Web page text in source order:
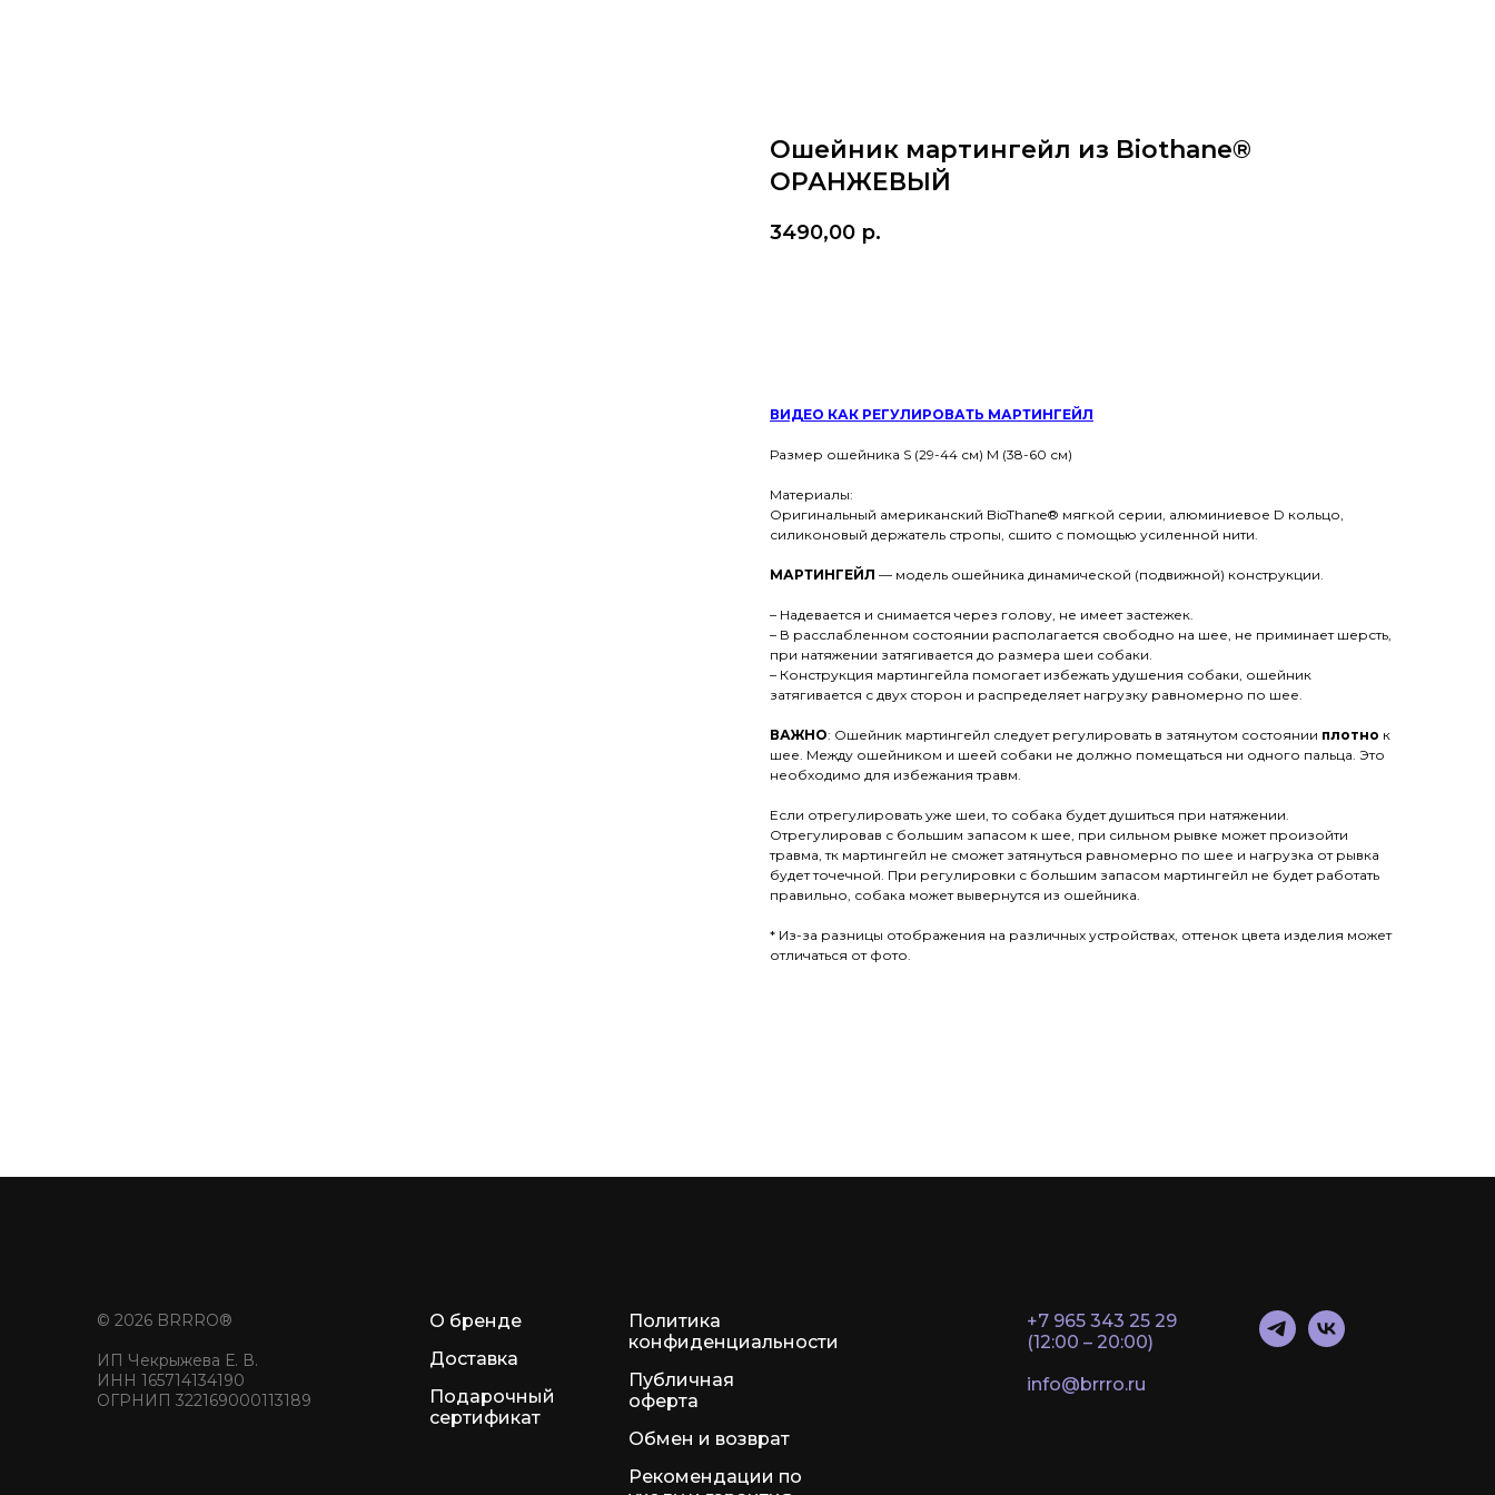
Ошейник мартингейл из Biothane®
ОРАНЖЕВЫЙ
3490,00 р.
ВИДЕО КАК РЕГУЛИРОВАТЬ МАРТИНГЕЙЛ
Размер ошейника S (29-44 см) M (38-60 см)
Материалы:
Оригинальный американский BioThane® мягкой серии, алюминиевое D кольцо,
силиконовый держатель стропы, сшито с помощью усиленной нити.
МАРТИНГЕЙЛ — модель ошейника динамической (подвижной) конструкции.
– Надевается и снимается через голову, не имеет застежек.
– В расслабленном состоянии располагается свободно на шее, не приминает шерсть,
при натяжении затягивается до размера шеи собаки.
– Конструкция мартингейла помогает избежать удушения собаки, ошейник
затягивается с двух сторон и распределяет нагрузку равномерно по шее.
ВАЖНО: Ошейник мартингейл следует регулировать в затянутом состоянии плотно к
шее. Между ошейником и шеей собаки не должно помещаться ни одного пальца. Это
необходимо для избежания травм.
Если отрегулировать уже шеи, то собака будет душиться при натяжении.
Отрегулировав с большим запасом к шее, при сильном рывке может произойти
травма, тк мартингейл не сможет затянуться равномерно по шее и нагрузка от рывка
будет точечной. При регулировки с большим запасом мартингейл не будет работать
правильно, собака может вывернутся из ошейника.
* Из-за разницы отображения на различных устройствах, оттенок цвета изделия может
отличаться от фото.
© 2026 BRRRO®
ИП Чекрыжева Е. В.
ИНН 165714134190
ОГРНИП 322169000113189
О бренде
Доставка
Подарочный
сертификат
Политика
конфиденциальности
Публичная
оферта
Обмен и возврат
Рекомендации по
+7 965 343 25 29
(12:00 – 20:00)
info@brrro.ru